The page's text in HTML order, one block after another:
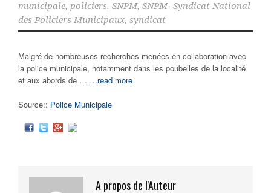
municipale, policiers, SNPM, SNPM- Syndicat National
des Policiers Municipaux, syndicat
Malgré de nombreuses recherches menées en collaboration avec
la police municipale, notamment dans les poubelles de la localité
et aux abords de … …read more
Source:: Police Municipale
A propos de l'Auteur